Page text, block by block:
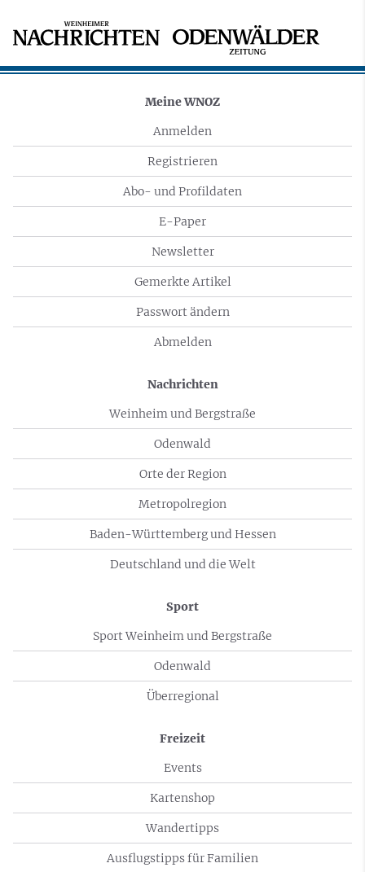
Meine WNOZ
Anmelden
Registrieren
Abo- und Profildaten
E-Paper
Newsletter
Gemerkte Artikel
Passwort ändern
Abmelden
Nachrichten
Weinheim und Bergstraße
Odenwald
Orte der Region
Metropolregion
Baden-Württemberg und Hessen
Deutschland und die Welt
Sport
Sport Weinheim und Bergstraße
Odenwald
Überregional
Freizeit
Events
Kartenshop
Wandertipps
Ausflugstipps für Familien